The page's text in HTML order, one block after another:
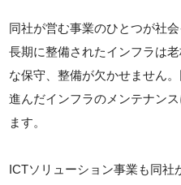
同社が営む事業のひとつが社
長期に整備されたインフラは
な保守、整備が欠かせません
進んだインフラのメンテナン
ます。
ICTソリューション事業も同